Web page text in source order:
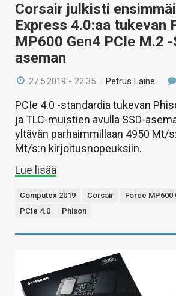
Corsair julkisti
Express 4.0:aa tukevan
MP600 Gen4 PCIe M.2 -
aseman
27.5.2019 - 22:35 /Petrus Laine
PCIe 4.0 -standardia tukevan
ja TLC-muistien avulla SSD-
yltävän parhaimmillaan 4950 Mt/
Mt/s:n kirjoitusnopeuksiin.
Lue lisää
Computex 2019 Corsair Force MP600
PCIe 4.0
Phison